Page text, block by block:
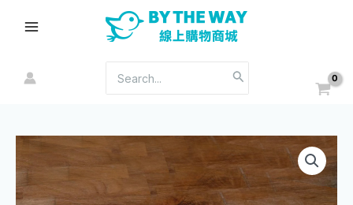
尋：